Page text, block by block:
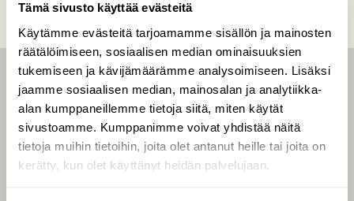
Tämä sivusto käyttää evästeitä
Käytämme evästeitä tarjoamamme sisällön ja mainosten
räätälöimiseen, sosiaalisen median ominaisuuksien
tukemiseen ja kävijämäärämme analysoimiseen. Lisäksi
jaamme sosiaalisen median, mainosalan ja analytiikka-
alan kumppaneillemme tietoja siitä, miten käytät
sivustoamme. Kumppanimme voivat yhdistää näitä
tietoja muihin tietoihin, joita olet antanut heille tai joita on
kerätty, kun olet käyttänyt heidän palvelujaan.
LEHTI
Uusin lehti
Tilaa Suomen Luonto
Tilaa digilukuoikeus